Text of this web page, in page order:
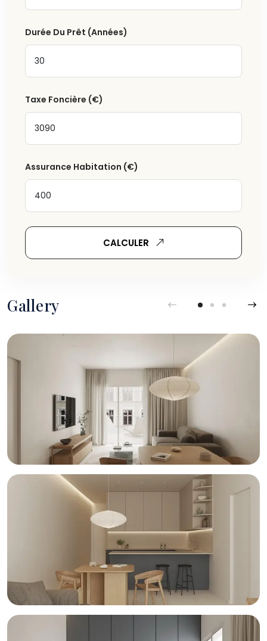
Costa Cálida
+31▼
TENEZ-MOI INFORMÉ
désabonnant en bas de l'e-mail.
Durée Du Prêt (Années)
Taxe Foncière (€)
Assurance Habitation (€)
CALCULER
Gallery